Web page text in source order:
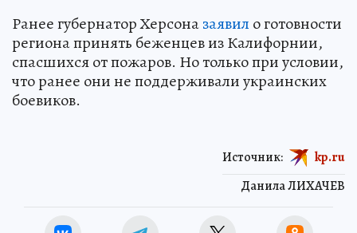
Ранее губернатор Херсоназаявил о готовности
региона принять беженцев из Калифорнии,
спасшихся от пожаров. Но только при условии,
что ранее они не поддерживали украинских
боевиков.
Данила ЛИХАЧЕВ
Источник: kp.ru